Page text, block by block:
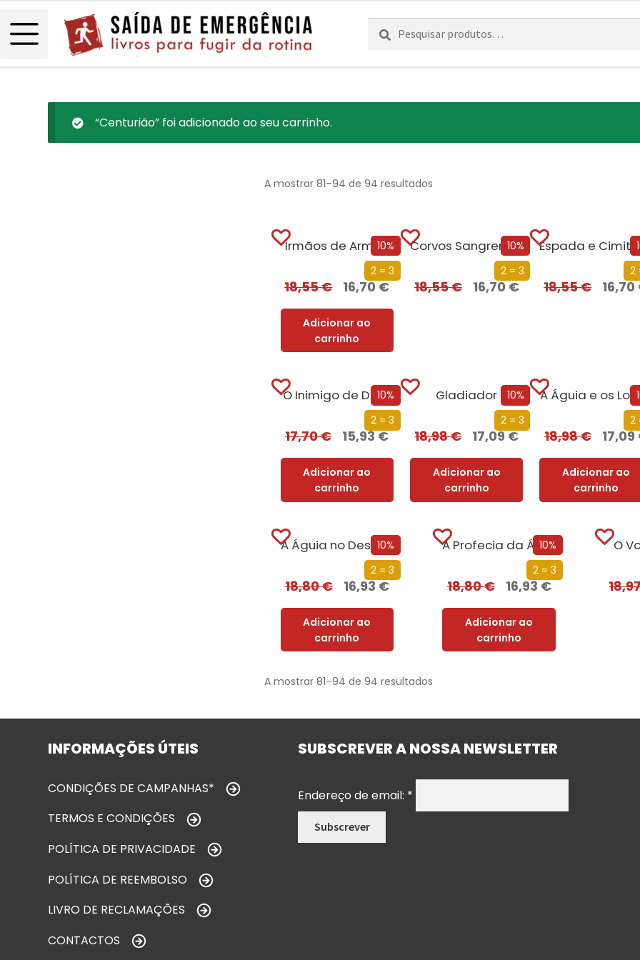
Pesquisar
por:
Pesquisa
“Centurião” foi adicionado ao seu carrinho.
A mostrar 81–94 de 94 resultados
10%
2 = 3
Irmãos de Armas
18,55€ 16,70€
Adicionar ao
carrinho
10%
2 = 3
Corvos Sangrentos
18,55€ 16,70€
2
18,55€ 16,70
10%
2 = 3
O Inimigo de Deus
17,70€ 15,93€
Adicionar ao
carrinho
10%
2 = 3
Gladiador
18,98€ 17,09€
Adicionar ao
carrinho
2
A Águia e os
18,98€ 17,09
Adicionar ao
carrinho
10%
2 = 3
A Águia no Deserto
18,80€ 16,93€
Adicionar ao
carrinho
10%
2 = 3
A Profecia da Águia
18,80€ 16,93€
Adicionar ao
carrinho
O
A mostrar 81–94 de 94 resultados
INFORMAÇÕES ÚTEIS
CONDIÇÕES DE CAMPANHAS*
TERMOS E CONDIÇÕES
POLÍTICA DE PRIVACIDADE
POLÍTICA DE REEMBOLSO
LIVRO DE RECLAMAÇÕES
CONTACTOS
SUBSCREVER A NOSSA NEWSLETTER
Endereço de email: *